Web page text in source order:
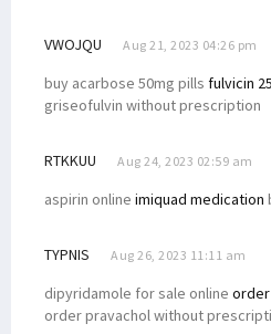
VWOJQU Aug 21, 2023 04:26 pm
buy acarbose 50mg pills fulvicin
griseofulvin without prescription
RTKKUU Aug 24, 2023 02:59 am
aspirin online imiquad medication
TYPNIS Aug 26, 2023 11:11 am
dipyridamole for sale online
order pravachol without